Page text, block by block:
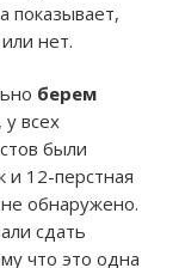
показывает,
нет.
берем
всех
были
12-перстная
обнаружено.
сдать
что это одна